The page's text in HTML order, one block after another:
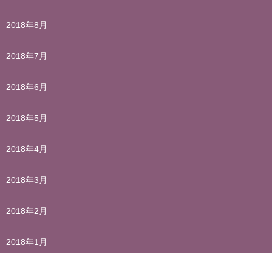
2018年8月
2018年7月
2018年6月
2018年5月
2018年4月
2018年3月
2018年2月
2018年1月